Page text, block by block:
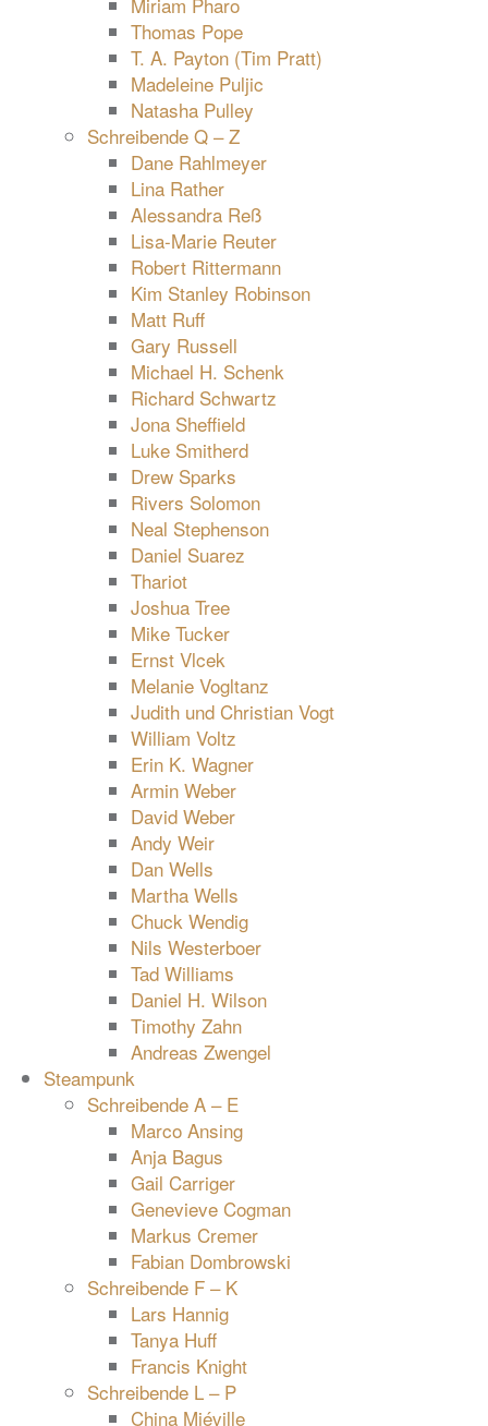
Thomas Pope
T. A. Payton (Tim Pratt)
Madeleine Puljic
Natasha Pulley
Schreibende Q – Z
Dane Rahlmeyer
Lina Rather
Alessandra Reß
Lisa-Marie Reuter
Robert Rittermann
Kim Stanley Robinson
Matt Ruff
Gary Russell
Michael H. Schenk
Richard Schwartz
Jona Sheffield
Luke Smitherd
Drew Sparks
Rivers Solomon
Neal Stephenson
Daniel Suarez
Thariot
Joshua Tree
Mike Tucker
Ernst Vlcek
Melanie Vogltanz
Judith und Christian Vogt
William Voltz
Erin K. Wagner
Armin Weber
David Weber
Andy Weir
Dan Wells
Martha Wells
Chuck Wendig
Nils Westerboer
Tad Williams
Daniel H. Wilson
Timothy Zahn
Andreas Zwengel
Steampunk
Schreibende A – E
Marco Ansing
Anja Bagus
Gail Carriger
Genevieve Cogman
Markus Cremer
Fabian Dombrowski
Schreibende F – K
Lars Hannig
Tanya Huff
Francis Knight
Schreibende L – P
China Miéville